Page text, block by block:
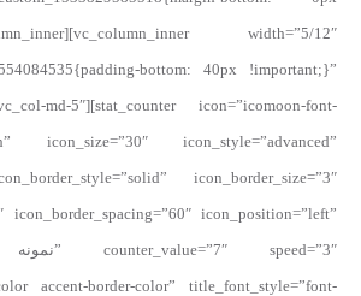
width=”5/12″
bottom: 40px !important;}”
md-5″][stat_counter icon=”icomoon-font-
icon_size=”30″ icon_style=”advanced”
icon_border_size=”3″
icon_border_spacing=”60″ icon_position=”left”
accent-border-color” title_font_style=”font-